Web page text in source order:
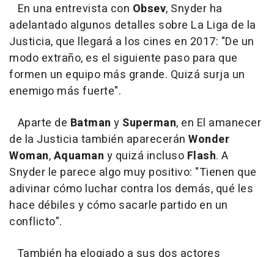
En una entrevista con Obsev, Snyder ha
adelantado algunos detalles sobre La Liga de la
Justicia, que llegará a los cines en 2017: "De un
modo extraño, es el siguiente paso para que
formen un equipo más grande. Quizá surja un
enemigo más fuerte".
Aparte de Batman y Superman, en El amanecer
de la Justicia también aparecerán Wonder
Woman,Aquaman y quizá incluso Flash. A
Snyder le parece algo muy positivo: "Tienen que
adivinar cómo luchar contra los demás, qué les
hace débiles y cómo sacarle partido en un
conflicto".
También ha elogiado a sus dos actores